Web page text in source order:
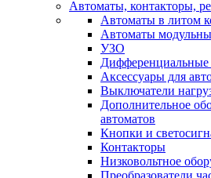
Автоматы, контакторы,
Автоматы в литом
Автоматы
УЗО
Дифференциальные
Аксессуары для
Выключатели
Дополнительное
автоматов
Кнопки и
Контакторы
Низковольтное
Преобразователи